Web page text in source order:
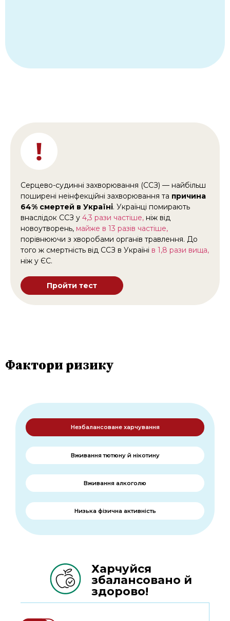
Серцево-судинні захворювання (CCЗ) — найбільш
поширені неінфекційні захворювання та причина
64% смертей в Україні. Українці помирають
внаслідок ССЗ у 4,3 рази частіше, ніж від
новоутворень, майже в 13 разів частіше,
порівнюючи з хворобами органів травлення. До
того ж смертність від ССЗ в Україні в 1,8 рази вища,
ніж у ЄС.
Пройти тест
Фактори ризику
Незбалансоване харчування
Вживання тютюну й нікотину
Вживання алкоголю
Низька фізична активність
Харчуйся
збалансовано й
здорово!